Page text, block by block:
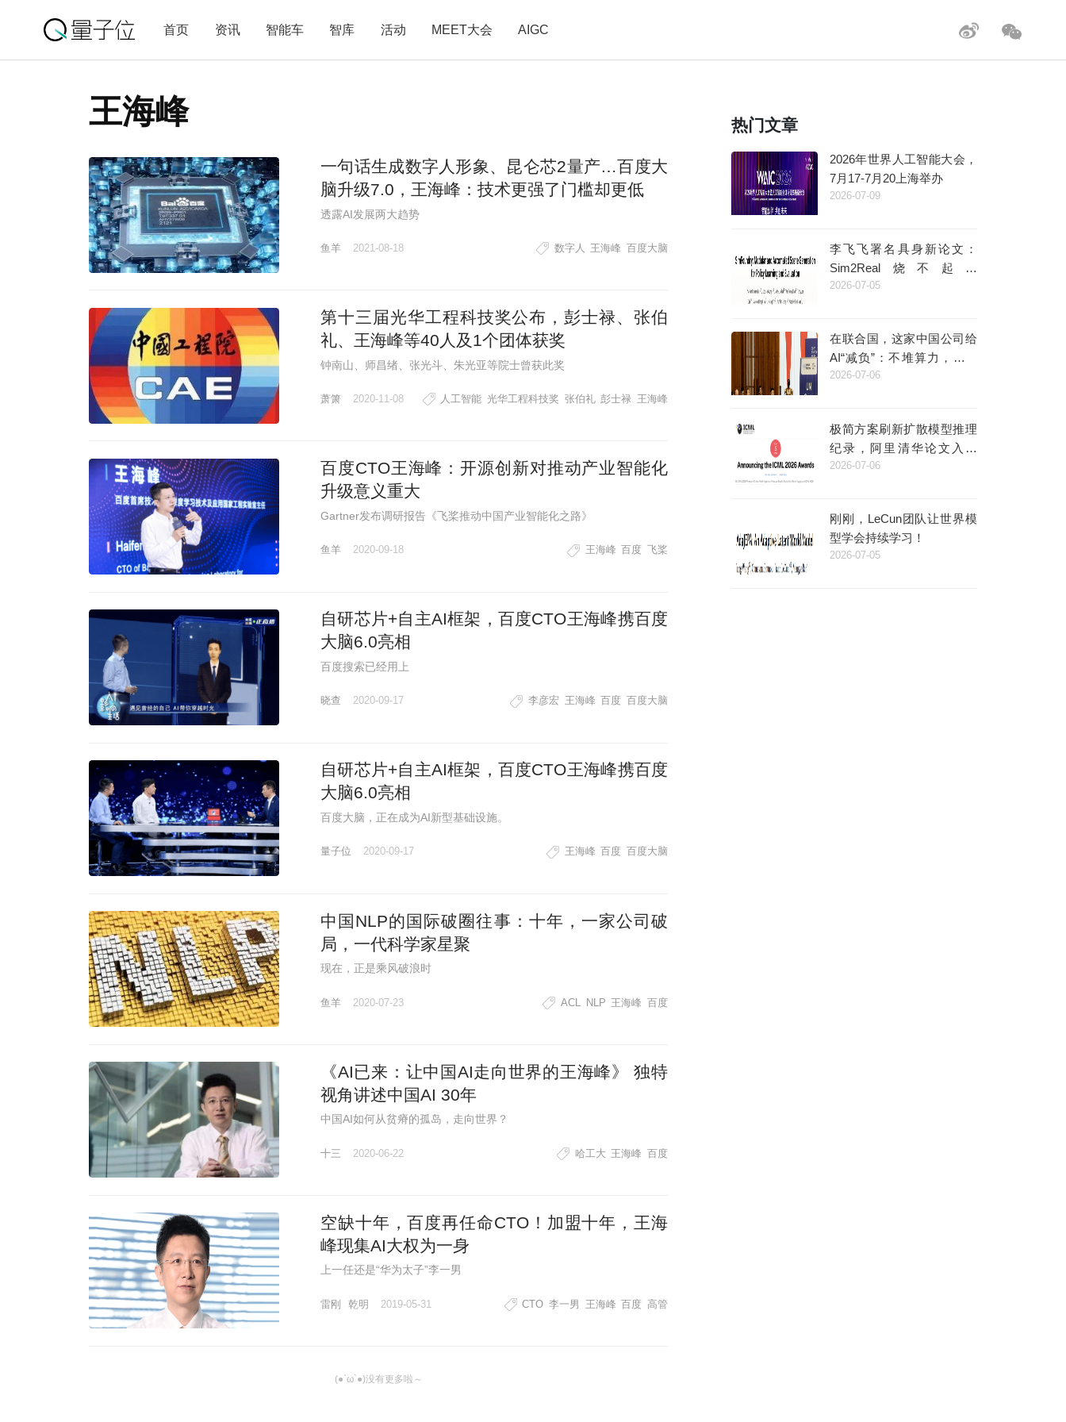
首页 资讯 智能车 智库 活动 MEET大会 AIGC
王海峰
一句话生成数字人形象、昆仑芯2量产…百度大
脑升级7.0，王海峰：技术更强了门槛却更低
透露AI发展两大趋势
鱼羊 2021-08-18 数字人 王海峰 百度大脑
第十三届光华工程科技奖公布，彭士禄、张伯
礼、王海峰等40人及1个团体获奖
钟南山、师昌绪、张光斗、朱光亚等院士曾获此奖
萧箫 2020-11-08 人工智能 光华工程科技奖 张伯礼 彭士禄 王海峰
百度CTO王海峰：开源创新对推动产业智能化
升级意义重大
Gartner发布调研报告《飞桨推动中国产业智能化之路》
鱼羊 2020-09-18 王海峰 百度 飞桨
自研芯片+自主AI框架，百度CTO王海峰携百度
大脑6.0亮相
百度搜索已经用上
晓查 2020-09-17 李彦宏 王海峰 百度 百度大脑
自研芯片+自主AI框架，百度CTO王海峰携百度
大脑6.0亮相
百度大脑，正在成为AI新型基础设施。
量子位 2020-09-17 王海峰 百度 百度大脑
中国NLP的国际破圈往事：十年，一家公司破
局，一代科学家星聚
现在，正是乘风破浪时
鱼羊 2020-07-23 ACL NLP 王海峰 百度
《AI已来：让中国AI走向世界的王海峰》 独特
视角讲述中国AI 30年
中国AI如何从贫瘠的孤岛，走向世界？
十三 2020-06-22 哈工大 王海峰 百度
空缺十年，百度再任命CTO！加盟十年，王海
峰现集AI大权为一身
上一任还是“华为太子”李一男
雷刚 乾明 2019-05-31 CTO 李一男 王海峰 百度 高管
(●`ω`●)没有更多啦～
热门文章
2026年世界人工智能大会，
7月17-7月20上海举办
2026-07-09
李飞飞署名具身新论文：
Sim2Real烧不起，
Real2Sim量大管饱
2026-07-05
在联合国，这家中国公司给
AI“减负”：不堆算力，而是
给机器人装了个“类脑”
2026-07-06
极简方案刷新扩散模型推理
纪录，阿里清华论文入选
ICML杰出论文
2026-07-06
刚刚，LeCun团队让世界模
型学会持续学习！
2026-07-05